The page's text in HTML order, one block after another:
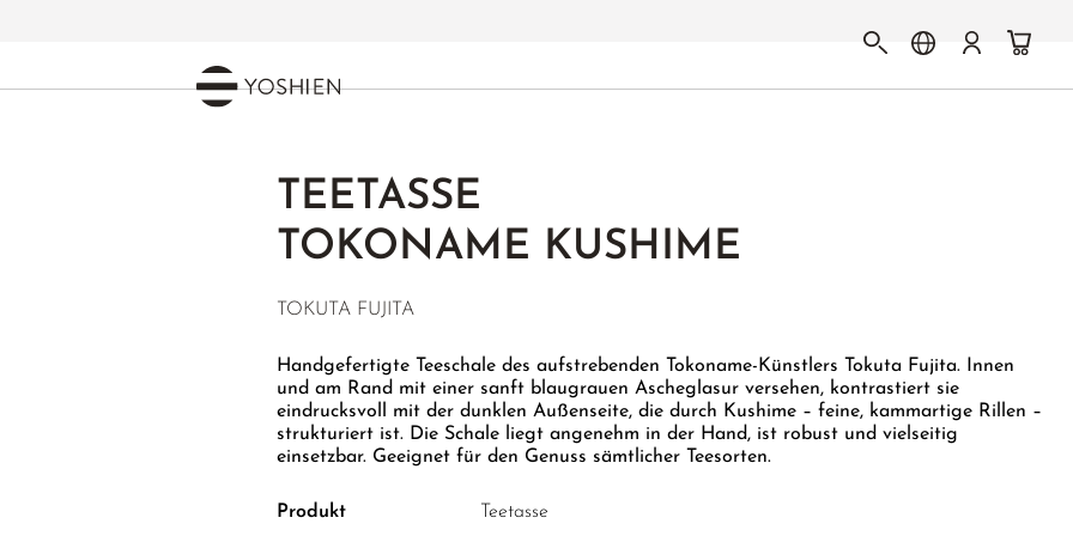
TEETASSE
TOKONAME KUSHIME
TOKUTA FUJITA
Handgefertigte Teeschale des aufstrebenden Tokoname-Künstlers Tokuta Fujita. Innen
und am Rand mit einer sanft blaugrauen Ascheglasur versehen, kontrastiert sie
eindrucksvoll mit der dunklen Außenseite, die durch Kushime – feine, kammartige Rillen –
strukturiert ist. Die Schale liegt angenehm in der Hand, ist robust und vielseitig
einsetzbar. Geeignet für den Genuss sämtlicher Teesorten.
Produkt Teetasse